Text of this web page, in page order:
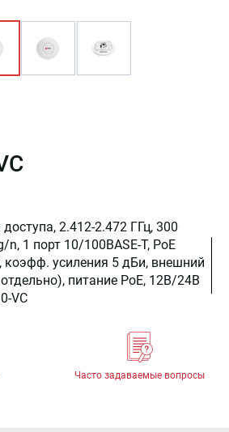
2.412-2.472 ГГц, 300
1 порт 10/100BASE-T, PoE
коэфф. усиления 5 дБи, внешний
питание PoE, 12В/24В
VC
Часто задаваемые вопросы